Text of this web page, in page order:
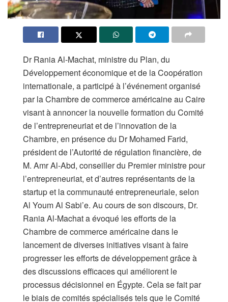
Dr Rania Al-Machat, ministre du Plan, du
Développement économique et de la Coopération
internationale, a participé à l’événement organisé
par la Chambre de commerce américaine au Caire
visant à annoncer la nouvelle formation du Comité
de l’entrepreneuriat et de l’innovation de la
Chambre, en présence du Dr Mohamed Farid,
président de l’Autorité de régulation financière, de
M. Amr Al-Abd, conseiller du Premier ministre pour
l’entrepreneuriat, et d’autres représentants de la
startup et la communauté entrepreneuriale, selon
Al Youm Al Sabi’e. Au cours de son discours, Dr.
Rania Al-Machat a évoqué les efforts de la
Chambre de commerce américaine dans le
lancement de diverses initiatives visant à faire
progresser les efforts de développement grâce à
des discussions efficaces qui améliorent le
processus décisionnel en Égypte. Cela se fait par
le biais de comités spécialisés tels que le Comité